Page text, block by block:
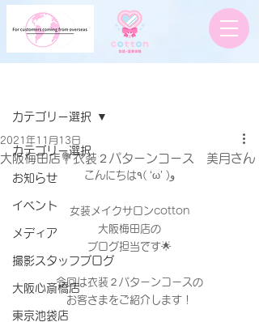
カテゴリー選択
お知らせ
イベント
メディア
撮影スタッフブログ
大阪心斎橋店
東京池袋店
カテゴリー選択
大阪梅田店💐衣装２パターンコース 美月さん
2021年11月13日
こんにちは٩( ‘ω’ )و
女装メイクサロンcotton
大阪梅田店の
ブログ担当です🌟
今回は衣装２パターンコースの
お客さまをご紹介します！